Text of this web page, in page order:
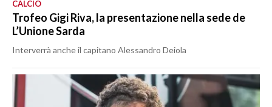
CALCIO
Trofeo Gigi Riva, la presentazione nella sede de
L’Unione Sarda
Interverrà anche il capitano Alessandro Deiola